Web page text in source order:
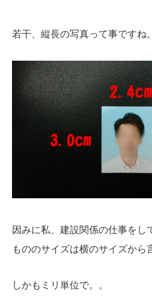
若干、縦長の写真って事ですね
因みに私、建設関係の仕事をし
もののサイズは横のサイズから
しかもミリ単位で。。